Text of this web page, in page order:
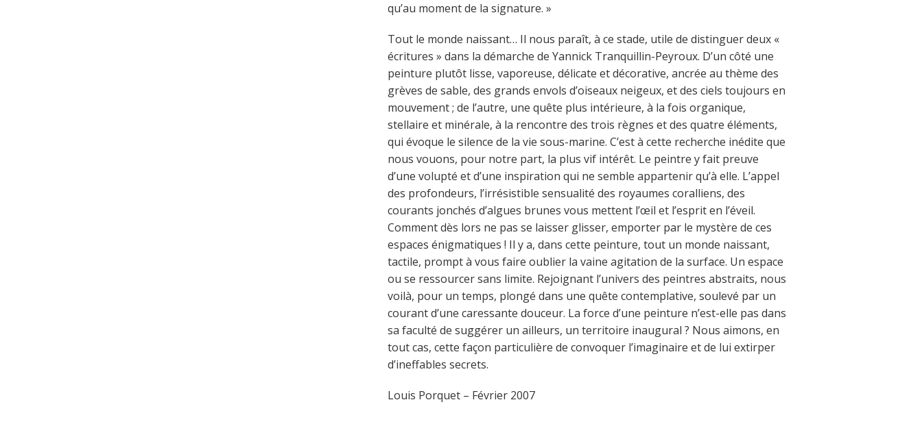
qu’au moment de la signature. »
Tout le monde naissant… Il nous paraît, à ce stade, utile de distinguer deux «
écritures » dans la démarche de Yannick Tranquillin-Peyroux. D’un côté une
peinture plutôt lisse, vaporeuse, délicate et décorative, ancrée au thème des
grèves de sable, des grands envols d’oiseaux neigeux, et des ciels toujours en
mouvement ; de l’autre, une quête plus intérieure, à la fois organique,
stellaire et minérale, à la rencontre des trois règnes et des quatre éléments,
qui évoque le silence de la vie sous-marine. C’est à cette recherche inédite que
nous vouons, pour notre part, la plus vif intérêt. Le peintre y fait preuve
d’une volupté et d’une inspiration qui ne semble appartenir qu’à elle. L’appel
des profondeurs, l’irrésistible sensualité des royaumes coralliens, des
courants jonchés d’algues brunes vous mettent l’œil et l’esprit en l’éveil.
Comment dès lors ne pas se laisser glisser, emporter par le mystère de ces
espaces énigmatiques ! Il y a, dans cette peinture, tout un monde naissant,
tactile, prompt à vous faire oublier la vaine agitation de la surface. Un espace
ou se ressourcer sans limite. Rejoignant l’univers des peintres abstraits, nous
voilà, pour un temps, plongé dans une quête contemplative, soulevé par un
courant d’une caressante douceur. La force d’une peinture n’est-elle pas dans
sa faculté de suggérer un ailleurs, un territoire inaugural ? Nous aimons, en
tout cas, cette façon particulière de convoquer l’imaginaire et de lui extirper
d’ineffables secrets.
Louis Porquet – Février 2007